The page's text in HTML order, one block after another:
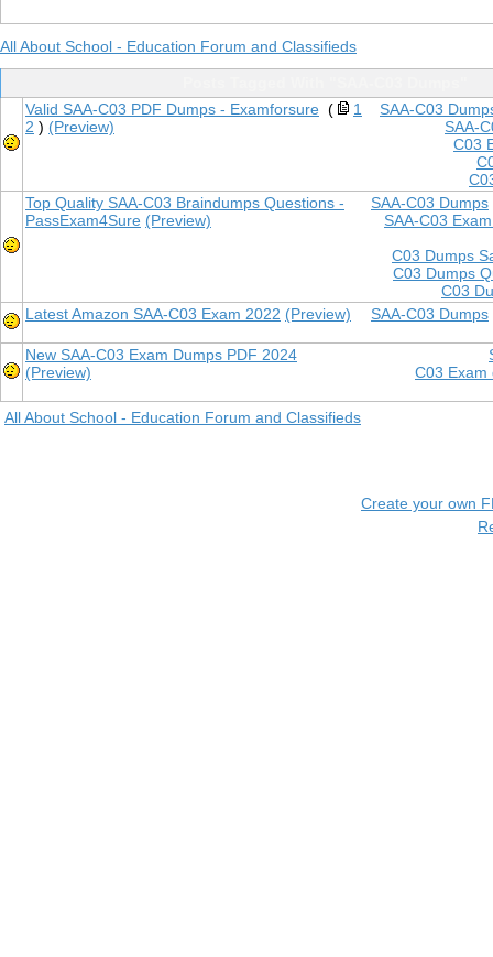
All About School - Education Forum and Classifieds
SAA-C03
SAA-
C03
Valid SAA-C03 PDF Dumps - Examforsure (
1
2 ) (Preview)
SAA-C03 Dumps
SAA-C03
C03 Dumps
C03 Dumps
C03
Top Quality SAA-C03 Braindumps Questions -
PassExam4Sure (Preview)
SAA-C03 Dumps
Latest Amazon SAA-C03 Exam 2022 (Preview)
C03 Exam
New SAA-C03 Exam Dumps PDF 2024
(Preview)
All About School - Education Forum and Classifieds
Create your own